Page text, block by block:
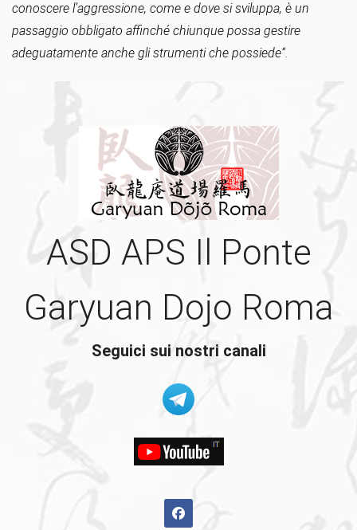
conoscere l’aggressione, come e dove si sviluppa, è un
passaggio obbligato affinché chiunque possa gestire
adeguatamente anche gli strumenti che possiede“.
ASD APS Il Ponte
Garyuan Dojo Roma
Seguici sui nostri canali